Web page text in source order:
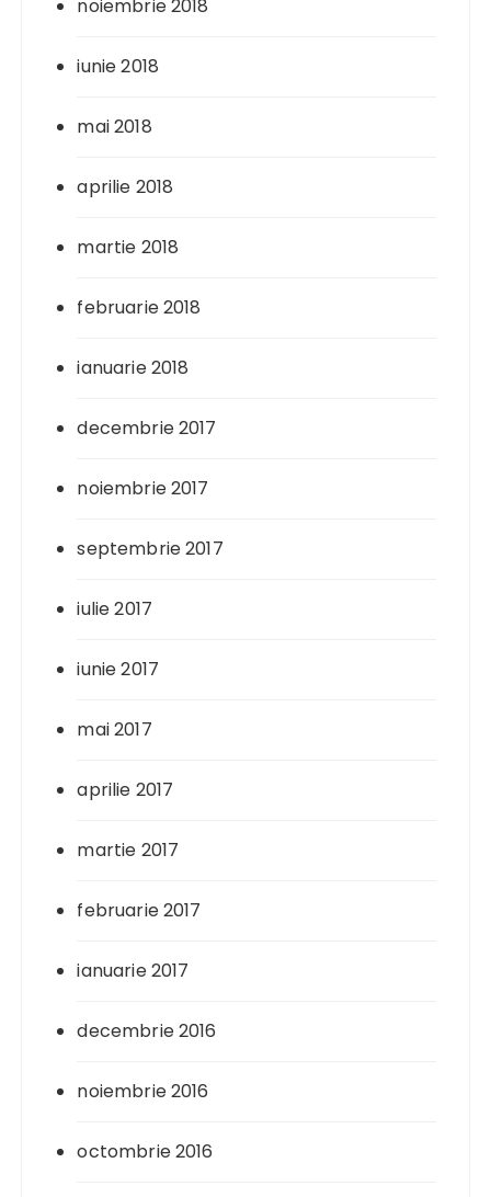
noiembrie 2018
iunie 2018
mai 2018
aprilie 2018
martie 2018
februarie 2018
ianuarie 2018
decembrie 2017
noiembrie 2017
septembrie 2017
iulie 2017
iunie 2017
mai 2017
aprilie 2017
martie 2017
februarie 2017
ianuarie 2017
decembrie 2016
noiembrie 2016
octombrie 2016